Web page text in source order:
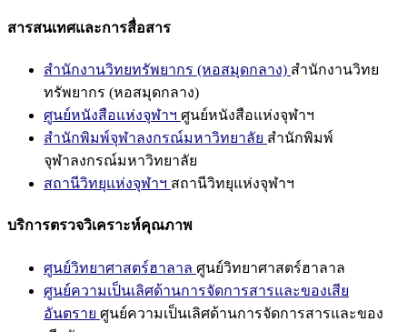
สารสนเทศและการสื่อสาร
สำนักงานวิทยทรัพยากร (หอสมุดกลาง) สำนักงานวิทย
ทรัพยากร (หอสมุดกลาง)
ศูนย์หนังสือแห่งจุฬาฯ ศูนย์หนังสือแห่งจุฬาฯ
สำนักพิมพ์จุฬาลงกรณ์มหาวิทยาลัย สำนักพิมพ์
จุฬาลงกรณ์มหาวิทยาลัย
สถานีวิทยุแห่งจุฬาฯ สถานีวิทยุแห่งจุฬาฯ
บริการตรวจวิเคราะห์คุณภาพ
ศูนย์วิทยาศาสตร์ฮาลาล ศูนย์วิทยาศาสตร์ฮาลาล
ศูนย์ความเป็นเลิศด้านการจัดการสารและของเสีย
อันตราย ศูนย์ความเป็นเลิศด้านการจัดการสารและของ